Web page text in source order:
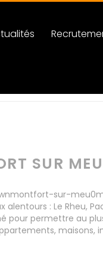
SUR
sur-
: Le Rheu,
permettre au
maisons,